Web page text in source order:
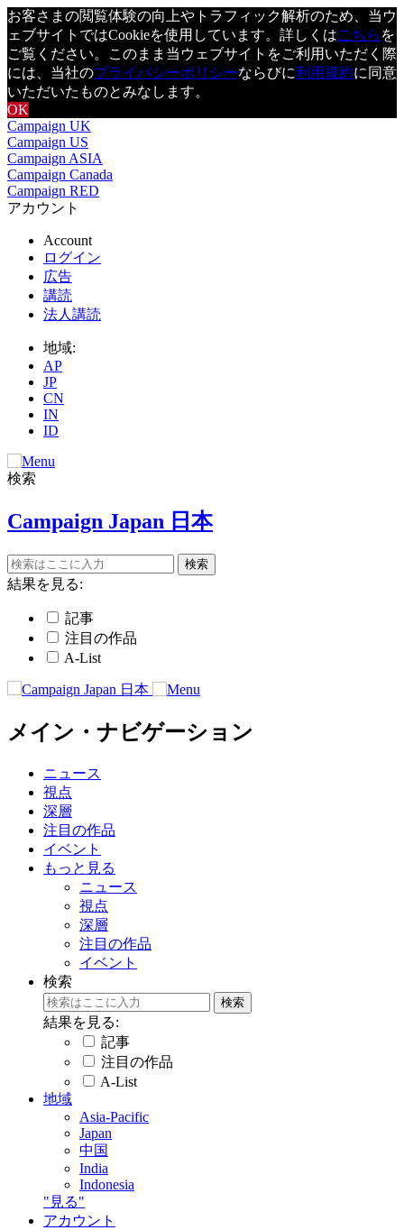
お客さまの閲覧体験の向上やトラフィック解析のため、当ウ
ェブサイトではCookieを使用しています。詳しくはこちら を
ご覧ください。このまま当ウェブサイトをご利用いただく際
には、当社のプライバシーポリシーならびに利用規約に同意
いただいたものとみなします。
OK
Campaign UK
Campaign US
Campaign ASIA
Campaign Canada
Campaign RED
アカウント
Account
ログイン
広告
講読
法人講読
地域:
AP
JP
CN
IN
ID
検索
Campaign Japan 日本
結果を見る:
記事
注目の作品
A-List
メイン・ナビゲーション
ニュース
視点
深層
注目の作品
イベント
もっと見る
ニュース
視点
深層
注目の作品
イベント
検索
結果を見る:
記事
注目の作品
A-List
地域
Asia-Pacific
Japan
中国
India
Indonesia
"見る"
アカウント